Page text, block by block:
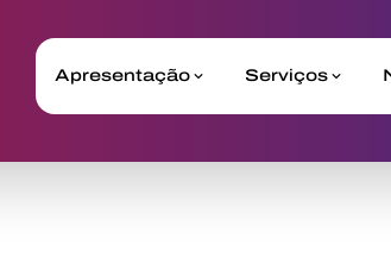
Apresentação Serviços